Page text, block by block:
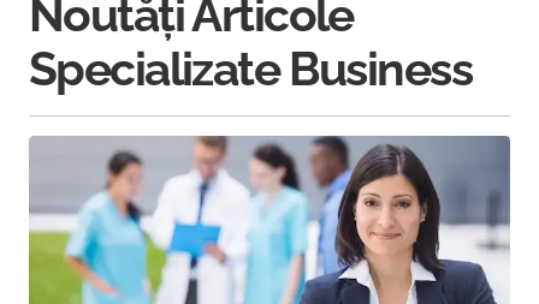
Noutăți Articole
Specializate Business